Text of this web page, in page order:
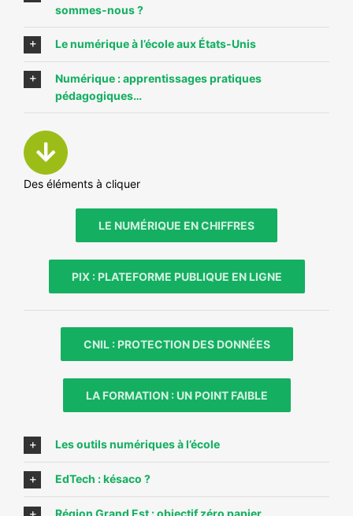
sommes-nous ?
Le numérique à l’école aux États-Unis
Numérique : apprentissages pratiques
pédagogiques…
Des éléments à cliquer
LE NUMÉRIQUE EN CHIFFRES
PIX : PLATEFORME PUBLIQUE EN LIGNE
CNIL : PROTECTION DES DONNÉES
LA FORMATION : UN POINT FAIBLE
Les outils numériques à l’école
EdTech : késaco ?